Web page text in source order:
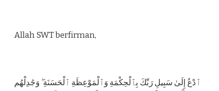
Allah SWT berfirman,
ٱدْعُ إِلَىٰ سَبِيلِ رَبِّكَ بِٱلْحِكْمَةِ وَٱلْمَوْعِظَةِ ٱلْحَسَنَةِ ۖ وَجَٰدِلْهُم